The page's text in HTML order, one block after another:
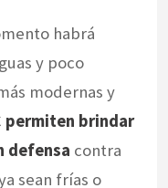
habrá
y poco
modernas y
permiten brindar
defensa contra
sean frías o